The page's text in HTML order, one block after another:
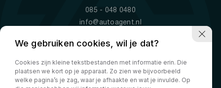
085 - 048 0480
info@autoagent.nl
Openingstijden
Ma-Vr
09:00 - 19:00
Za
10:00 - 17:00
We gebruiken cookies, wil je dat?
Cookies zijn kleine tekstbestanden met informatie erin. Die
plaatsen we kort op je apparaat. Zo zien we bijvoorbeeld
welke pagina’s je zag, waar je afhaakte en wat je invulde. Op